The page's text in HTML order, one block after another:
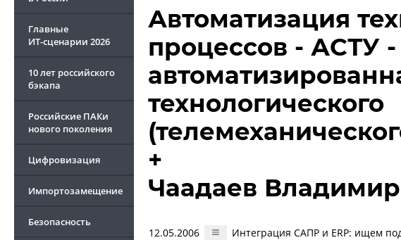
Главные
ИТ-сценарии 2026
10 лет российского
бэкапа
Российские ПАКи
нового поколения
Цифровизация
Импортозамещение
Безопасность
Автоматизация
процессов - АСТУ -
технологического
+
Чаадаев Владимир
12.05.2006 Интеграция САПР и ERP: ищем